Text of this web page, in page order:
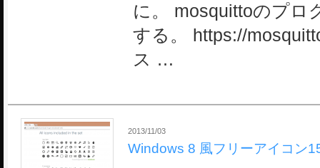
に。 mosquittoのプロ
する。 https://
ス …
2013/11/03
Windows 8 風フリーアイコン